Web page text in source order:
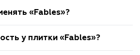
«Fables»?
у плитки «Fables»?